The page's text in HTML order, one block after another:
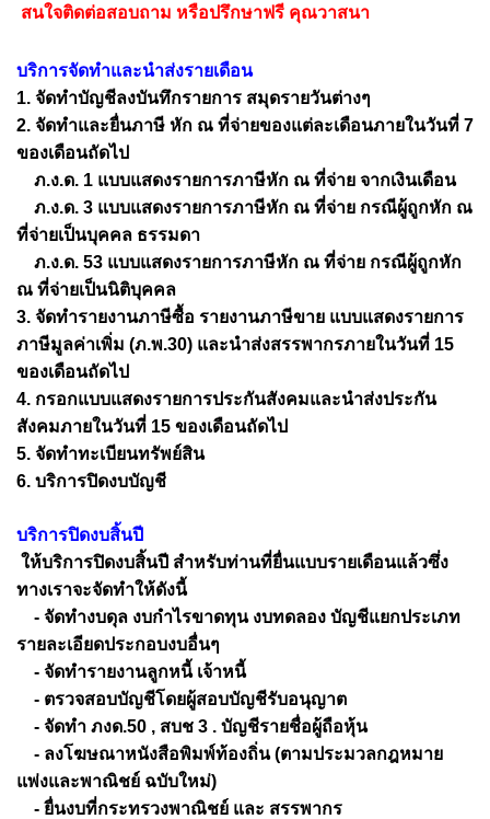
สนใจติดต่อสอบถาม หรือปรึกษาฟรี คุณวาสนา
บริการจัดทำและนำส่งรายเดือน
1. จัดทำบัญชีลงบันทึกรายการ สมุดรายวันต่างๆ
2. จัดทำและยื่นภาษี หัก ณ ที่จ่ายของแต่ละเดือนภายในวันที่ 7
ของเดือนถัดไป
ภ.ง.ด. 1 แบบแสดงรายการภาษีหัก ณ ที่จ่าย จากเงินเดือน
ภ.ง.ด. 3 แบบแสดงรายการภาษีหัก ณ ที่จ่าย กรณีผู้ถูกหัก ณ
ที่จ่ายเป็นบุคคล ธรรมดา
ภ.ง.ด. 53 แบบแสดงรายการภาษีหัก ณ ที่จ่าย กรณีผู้ถูกหัก
ณ ที่จ่ายเป็นนิติบุคคล
3. จัดทำรายงานภาษีซื้อ รายงานภาษีขาย แบบแสดงรายการ
ภาษีมูลค่าเพิ่ม (ภ.พ.30) และนำส่งสรรพากรภายในวันที่ 15
ของเดือนถัดไป
4. กรอกแบบแสดงรายการประกันสังคมและนำส่งประกัน
สังคมภายในวันที่ 15 ของเดือนถัดไป
5. จัดทำทะเบียนทรัพย์สิน
6. บริการปิดงบบัญชี
บริการปิดงบสิ้นปี
ให้บริการปิดงบสิ้นปี สำหรับท่านที่ยื่นแบบรายเดือนแล้วซึ่ง
ทางเราจะจัดทำให้ดังนี้
- จัดทำงบดุล งบกำไรขาดทุน งบทดลอง บัญชีแยกประเภท
รายละเอียดประกอบงบอื่นๆ
- จัดทำรายงานลูกหนี้ เจ้าหนี้
- ตรวจสอบบัญชีโดยผู้สอบบัญชีรับอนุญาต
- จัดทำ ภงด.50 , สบช 3 . บัญชีรายชื่อผู้ถือหุ้น
- ลงโฆษณาหนังสือพิมพ์ท้องถิ่น (ตามประมวลกฎหมาย
แพ่งและพาณิชย์ ฉบับใหม่)
- ยื่นงบที่กระทรวงพาณิชย์ และ สรรพากร